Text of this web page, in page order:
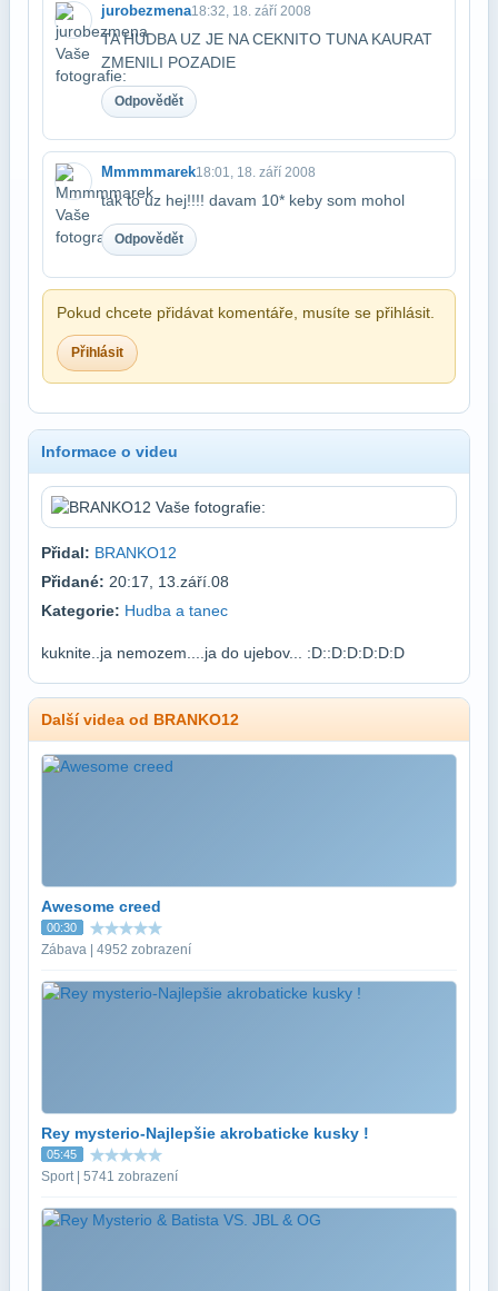
jurobezmena18:32, 18. září 2008
TA HUDBA UZ JE NA CEKNITO TUNA KAURAT
ZMENILI POZADIE
Odpovědět
Mmmmmarek18:01, 18. září 2008
tak to uz hej!!!! davam 10* keby som mohol
Odpovědět
Pokud chcete přidávat komentáře, musíte se přihlásit.
Přihlásit
Informace o videu
Přidal: BRANKO12
Přidané: 20:17, 13.září.08
Kategorie: Hudba a tanec
kuknite..ja nemozem....ja do ujebov... :D::D:D:D:D:D
Další videa od BRANKO12
Awesome creed
00:30
Zábava | 4952 zobrazení
Rey mysterio-Najlepšie akrobaticke kusky !
05:45
Sport | 5741 zobrazení